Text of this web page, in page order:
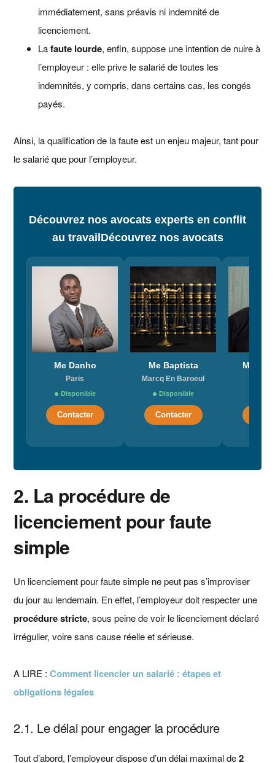
immédiatement, sans préavis ni indemnité de
licenciement.
Lafaute lourde, enfin, suppose une intention de nuire à
l’employeur : elle prive le salarié de toutes les
indemnités, y compris, dans certains cas, les congés
payés.
Ainsi, la qualification de la faute est un enjeu majeur, tant pour
le salarié que pour l’employeur.
Découvrez nos avocats experts en conflit
au travailDécouvrez nos avocats
Me Danho
Paris
Disponible
Contacter
Me Baptista
Marcq En Baroeul
Disponible
Contacter
Me
2. La procédure de
licenciement pour faute
simple
Un licenciement pour faute simple ne peut pas s’improviser
du jour au lendemain. En effet, l’employeur doit respecter une
procédure stricte, sous peine de voir le licenciement déclaré
irrégulier, voire sans cause réelle et sérieuse.
A LIRE :Comment licencier un salarié : étapes et
obligations légales
2.1. Le délai pour engager la procédure
Tout d’abord, l’employeur dispose d’un délai maximal de2